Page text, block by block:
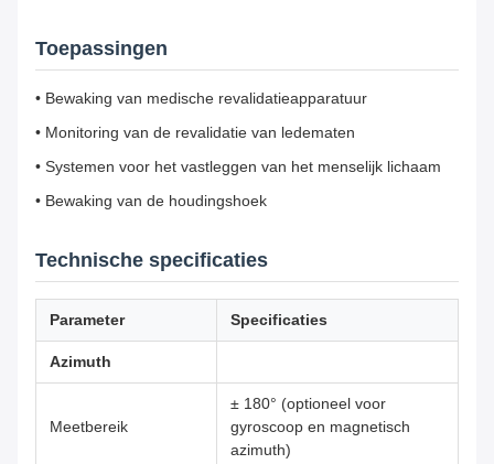
Toepassingen
• Bewaking van medische revalidatieapparatuur
• Monitoring van de revalidatie van ledematen
• Systemen voor het vastleggen van het menselijk lichaam
• Bewaking van de houdingshoek
Technische specificaties
Parameter Specificaties
Azimuth
Meetbereik
± 180° (optioneel voor
gyroscoop en magnetisch
azimuth)